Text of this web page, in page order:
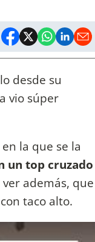
desde su
vio súper
la que se la
un top cruzado
además, que
taco alto.